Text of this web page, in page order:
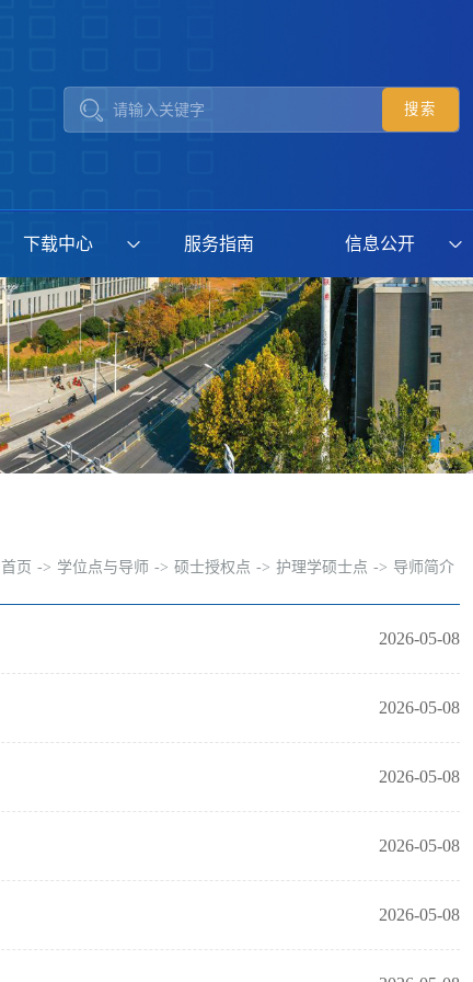
下载中心 服务指南 信息公开
首页 -> 学位点与导师 -> 硕士授权点 -> 护理学硕士点 -> 导师简介
2026-05-08
2026-05-08
2026-05-08
2026-05-08
2026-05-08